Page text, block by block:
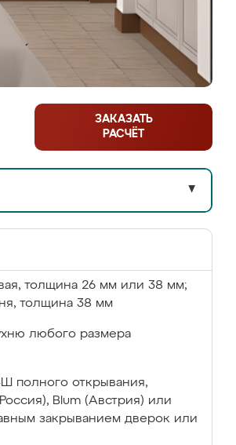
ЗАКАЗАТЬ
РАСЧЁТ
▼
толщина 26 мм или 38 мм;
толщина 38 мм
любого размера
полного открывания,
Blum (Австрия) или
закрыванием дверок или